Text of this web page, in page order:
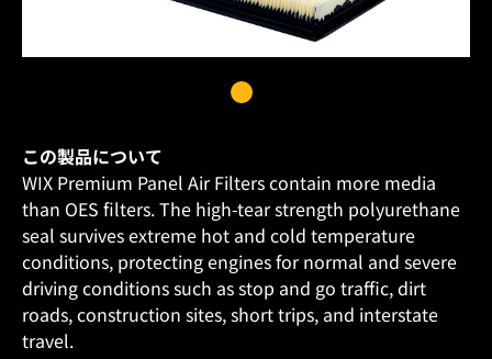
この製品について
WIX Premium Panel Air Filters contain more media
than OES filters. The high-tear strength polyurethane
seal survives extreme hot and cold temperature
conditions, protecting engines for normal and severe
driving conditions such as stop and go traffic, dirt
roads, construction sites, short trips, and interstate
travel.